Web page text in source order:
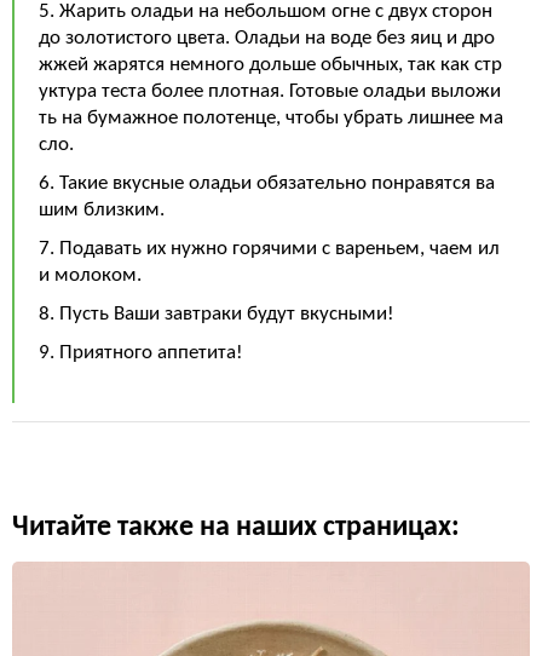
5. Жарить оладьи на небольшом огне с двух сторон
до золотистого цвета. Оладьи на воде без яиц и дро
жжей жарятся немного дольше обычных, так как стр
уктура теста более плотная. Готовые оладьи выложи
ть на бумажное полотенце, чтобы убрать лишнее ма
сло.
6. Такие вкусные оладьи обязательно понравятся ва
шим близким.
7. Подавать их нужно горячими с вареньем, чаем ил
и молоком.
8. Пусть Ваши завтраки будут вкусными!
9. Приятного аппетита!
Читайте также на наших страницах: